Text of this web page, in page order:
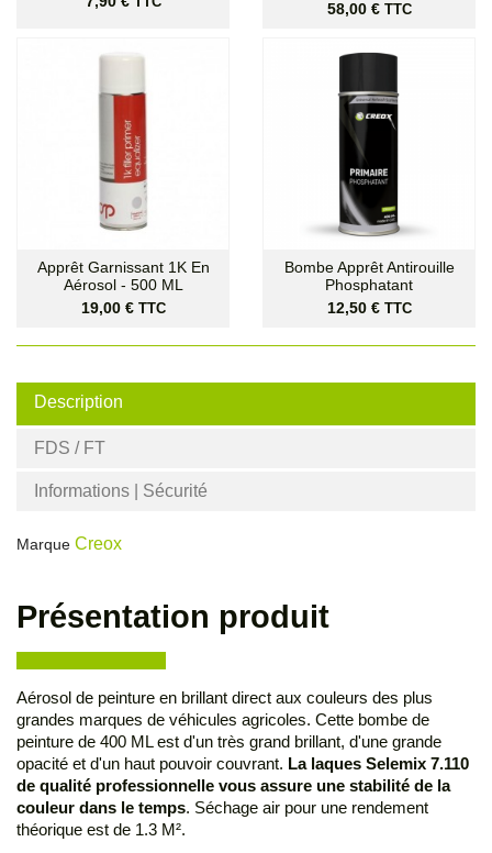
Prix
58,00 € TTC
Apprêt Garnissant 1K En
Aérosol - 500 ML
Prix
19,00 € TTC
Bombe Apprêt Antirouille
Phosphatant
Prix
12,50 € TTC
Description
FDS / FT
Informations | Sécurité
Marque Creox
Présentation produit
Aérosol de peinture en brillant direct aux couleurs des plus
grandes marques de véhicules agricoles. Cette bombe de
peinture de 400 ML est d'un très grand brillant, d'une grande
opacité et d'un haut pouvoir couvrant. La laques Selemix 7.110
de qualité professionnelle vous assure une stabilité de la
couleur dans le temps. Séchage air pour une rendement
théorique est de 1.3 M².